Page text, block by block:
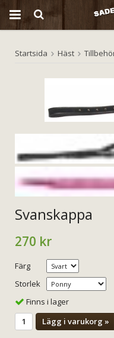
Produkten
Startsida Häst
Svanskappa
270 kr
Färg
Storlek
Finns i lager
Lägg i varukorg »